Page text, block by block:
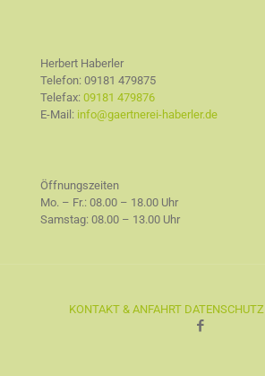
Herbert Haberler
Telefon: 09181 479875
Telefax: 09181 479876
E-Mail: info@gaertnerei-haberler.de
Öffnungszeiten
Mo. – Fr.: 08.00 – 18.00 Uhr
Samstag: 08.00 – 13.00 Uhr
KONTAKT & ANFAHRT DATENSCHUTZ